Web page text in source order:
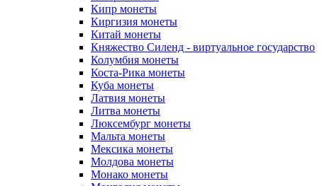
Кипр монеты
Киргизия монеты
Китай монеты
Княжество Силенд - виртуальное государство
Колумбия монеты
Коста-Рика монеты
Куба монеты
Латвия монеты
Литва монеты
Люксембург монеты
Мальта монеты
Мексика монеты
Молдова монеты
Монако монеты